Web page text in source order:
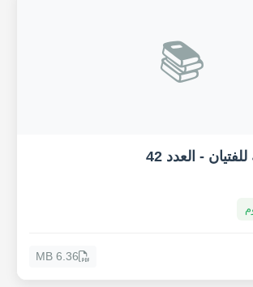
📚
- العدد 42
6.36 MB